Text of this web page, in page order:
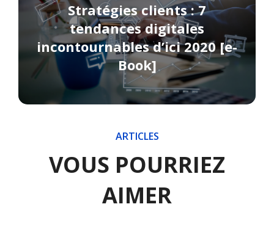
Stratégies clients : 7
tendances digitales
incontournables d’ici 2020 [e-
Book]
ARTICLES
VOUS POURRIEZ
AIMER